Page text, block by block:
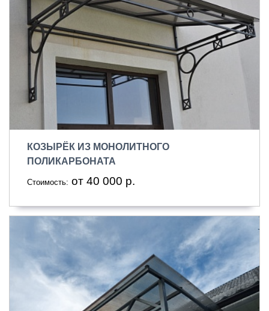
КОЗЫРЁК ИЗ МОНОЛИТНОГО
ПОЛИКАРБОНАТА
Стоимость: от 40 000 р.